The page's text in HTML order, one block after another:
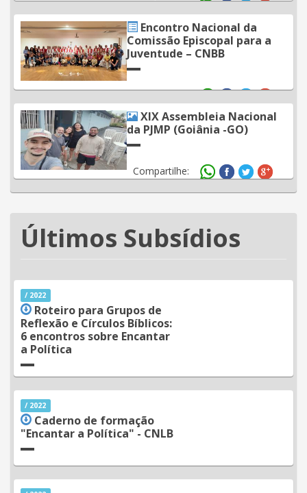
Encontro Nacional da
Comissão Episcopal para a
Juventude – CNBB
Compartilhe:
XIX Assembleia Nacional
da PJMP (Goiânia -GO)
Compartilhe:
Últimos Subsídios
/ 2022
Roteiro para Grupos de
Reflexão e Círculos Bíblicos:
6 encontros sobre Encantar
a Política
/ 2022
Caderno de formação
"Encantar a Política" - CNLB